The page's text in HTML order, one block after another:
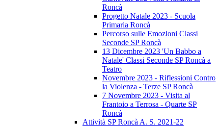
Roncà
Progetto Natale 2023 - Scuola
Primaria Roncà
Percorso sulle Emozioni Classi
Seconde SP Roncà
13 Dicembre 2023 'Un Babbo a
Natale' Classi Seconde SP Roncà a
Teatro
Novembre 2023 - Riflessioni Contro
la Violenza - Terze SP Roncà
7 Novembre 2023 - Visita al
Frantoio a Terrosa - Quarte SP
Roncà
Attività SP Roncà A. S. 2021-22